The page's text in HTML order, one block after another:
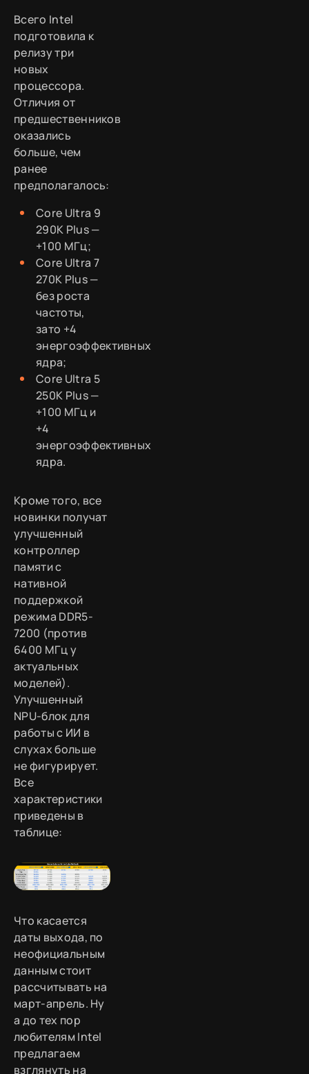
Всего Intel
подготовила к
релизу три
новых
процессора.
Отличия от
предшественников
оказались
больше, чем
ранее
предполагалось:
Core Ultra 9
290K Plus —
+100 МГц;
Core Ultra 7
270K Plus —
без роста
частоты,
зато +4
энергоэффективных
ядра;
Core Ultra 5
250K Plus —
+100 МГц и
+4
энергоэффективных
ядра.
Кроме того, все
новинки получат
улучшенный
контроллер
памяти с
нативной
поддержкой
режима DDR5-
7200 (против
6400 МГц у
актуальных
моделей).
Улучшенный
NPU-блок для
работы с ИИ в
слухах больше
не фигурирует.
Все
характеристики
приведены в
таблице:
Что касается
даты выхода, по
неофициальным
данным стоит
рассчитывать на
март-апрель. Ну
а до тех пор
любителям Intel
предлагаем
взглянуть на